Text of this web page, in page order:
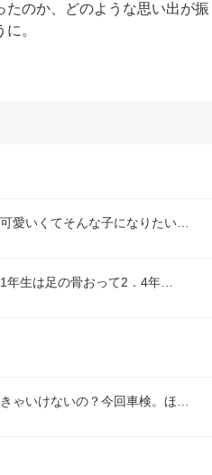
のか、どのような思い出が
。
愛いくてそんな子になりたい…
年生は足の骨おって2．4年…
ゃいけないの？今回車検。ほ…